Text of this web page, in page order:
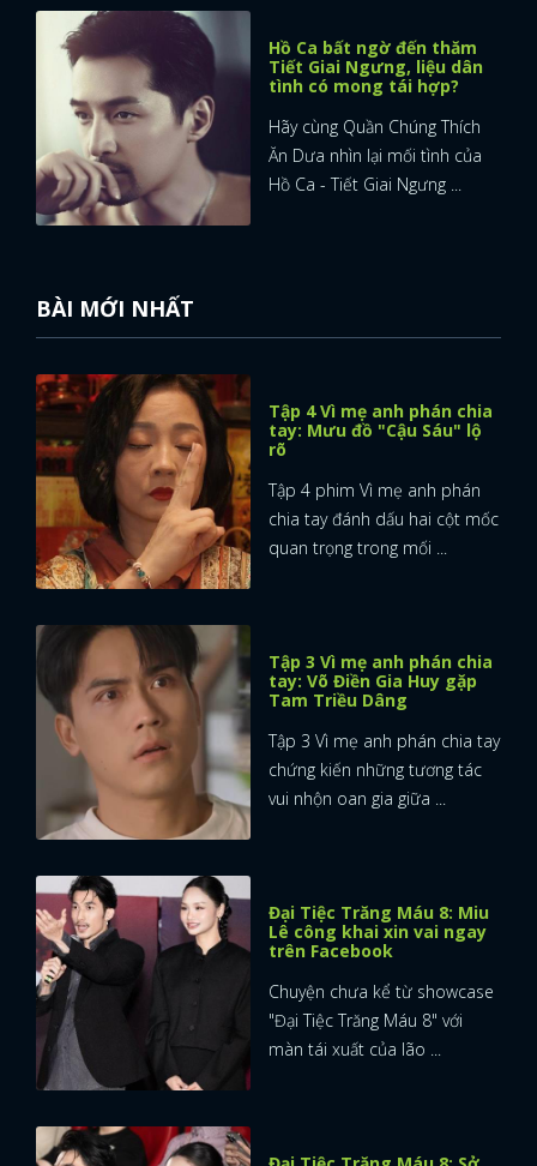
Hồ Ca bất ngờ đến thăm
Tiết Giai Ngưng, liệu dân
tình có mong tái hợp?
Hãy cùng Quần Chúng Thích
Ăn Dưa nhìn lại mối tình của
Hồ Ca - Tiết Giai Ngưng ...
BÀI MỚI NHẤT
Tập 4 Vì mẹ anh phán chia
tay: Mưu đồ "Cậu Sáu" lộ
rõ
Tập 4 phim Vì mẹ anh phán
chia tay đánh dấu hai cột mốc
quan trọng trong mối ...
Tập 3 Vì mẹ anh phán chia
tay: Võ Điền Gia Huy gặp
Tam Triều Dâng
Tập 3 Vì mẹ anh phán chia tay
chứng kiến những tương tác
vui nhộn oan gia giữa ...
Đại Tiệc Trăng Máu 8: Miu
Lê công khai xin vai ngay
trên Facebook
Chuyện chưa kể từ showcase
"Đại Tiệc Trăng Máu 8" với
màn tái xuất của lão ...